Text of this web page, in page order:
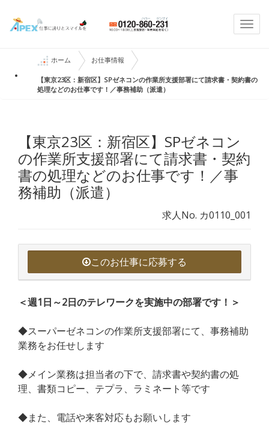
ホーム お仕事情報
【東京23区：新宿区】SPゼネコンの作業所支援部署にて請求書・契約書の
処理などのお仕事です！／事務補助（派遣）
【東京23区：新宿区】SPゼネコン
の作業所支援部署にて請求書・契約
書の処理などのお仕事です！／事
務補助（派遣）
求人No. カ0110_001
このお仕事に応募する
＜週1日～2日のテレワークを実施中の部署です！＞
◆スーパーゼネコンの作業所支援部署にて、事務補助
業務をお任せします
◆メイン業務は担当者の下で、請求書や契約書の処
理、書類コピー、テプラ、ラミネート等です
◆また、電話や来客対応もお願いします